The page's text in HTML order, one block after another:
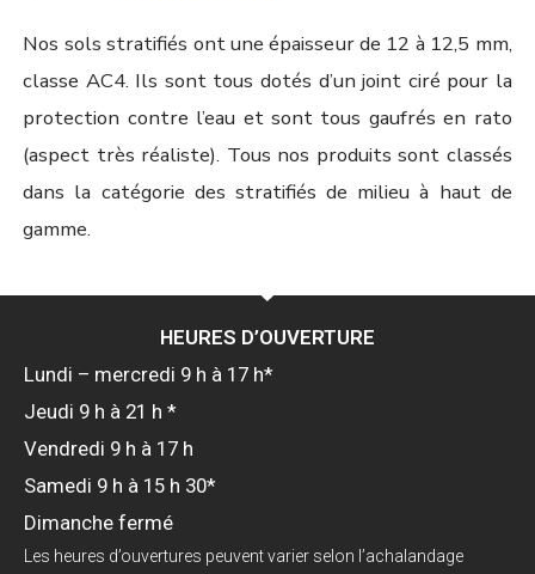
Nos sols stratifiés ont une épaisseur de 12 à 12,5 mm,
classe AC4. Ils sont tous dotés d’un joint ciré pour la
protection contre l’eau et sont tous gaufrés en rato
(aspect très réaliste). Tous nos produits sont classés
dans la catégorie des stratifiés de milieu à haut de
gamme.
HEURES D’OUVERTURE
Lundi – mercredi 9 h à 17 h*
Jeudi 9 h à 21 h *
Vendredi 9 h à 17 h
Samedi 9 h à 15 h 30*
Dimanche fermé
Les heures d’ouvertures peuvent varier selon l’achalandage